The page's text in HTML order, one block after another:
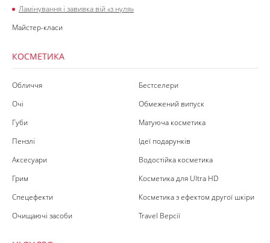
Ламінування і завивка вій «з нуля»
Майстер-класи
КОСМЕТИКА
Обличчя
Очі
Губи
Пензлі
Аксесуари
Грим
Спецефекти
Очищаючі засоби
Бестселери
Обмежений випуск
Матуюча косметика
Ідеї подарунків
Водостійка косметика
Косметика для Ultra HD
Косметика з ефектом другої шкіри
Travel Версії